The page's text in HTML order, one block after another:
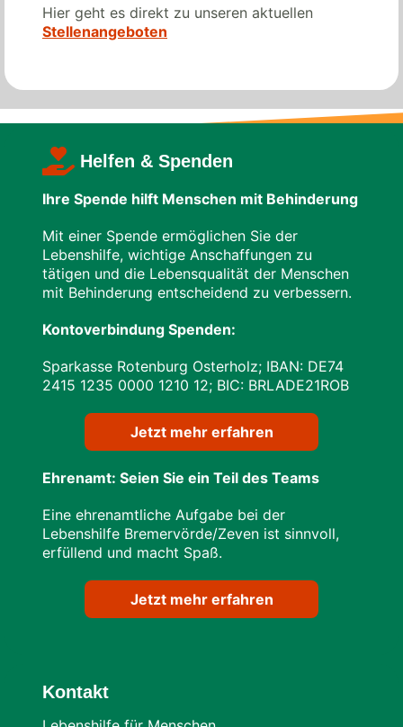
Hier geht es direkt zu unseren aktuellen
Stellenangeboten
Helfen & Spenden
Ihre Spende hilft Menschen mit Behinderung
Mit einer Spende ermöglichen Sie der
Lebenshilfe, wichtige Anschaffungen zu
tätigen und die Lebensqualität der Menschen
mit Behinderung entscheidend zu verbessern.
Kontoverbindung Spenden:
Sparkasse Rotenburg Osterholz; IBAN: DE74
24​15 12​35 00​00 12​10 12; BIC: BRLADE21ROB
Jetzt mehr erfahren
Ehrenamt: Seien Sie ein Teil des Teams
Eine ehrenamtliche Aufgabe bei der
Lebenshilfe Bremervörde/Zeven ist sinnvoll,
erfüllend und macht Spaß.
Jetzt mehr erfahren
Kontakt